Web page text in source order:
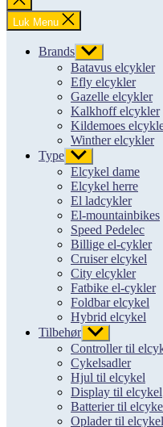
søgning
Luk Menu
Brands Vis
undermenu
Batavus elcykler
Efly elcykler
Gazelle elcykler
Kalkhoff elcykler
Kildemoes
Winther elcykler
Type Vis
undermenu
Elcykel dame
Elcykel herre
El ladcykler
El-mountainbikes
Speed Pedelec
Billige el-cykler
Cruiser elcykel
City elcykler
Fatbike el-cykler
Foldbar elcykel
Hybrid elcykel
Tilbehør Vis
undermenu
Controller til
Cykelsadler
Hjul til elcykel
Display til elcykel
Batterier til
Oplader til elcykel